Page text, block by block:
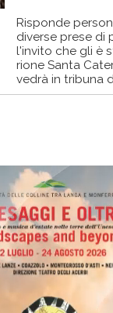
Risponde
diverse prese di
l'invito che gli è
rione Santa
vedrà in tribuna